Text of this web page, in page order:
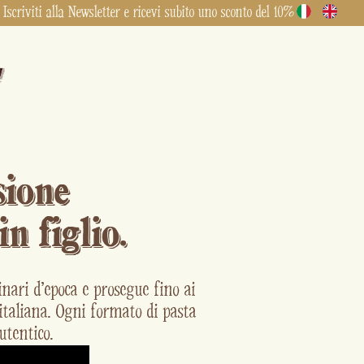
Iscriviti alla Newsletter e ricevi subito uno sconto del 10%
figlio.
d’epoca e prosegue fino ai
Ogni formato di pasta